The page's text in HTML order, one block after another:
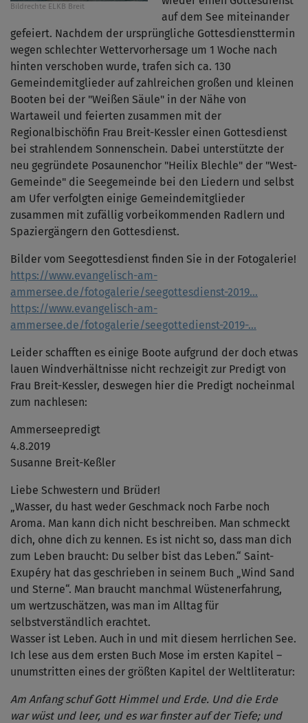
Bildrechte ELKB Breit
auf dem See miteinander
gefeiert. Nachdem der ursprüngliche Gottesdiensttermin
wegen schlechter Wettervorhersage um 1 Woche nach
hinten verschoben wurde, trafen sich ca. 130
Gemeindemitglieder auf zahlreichen großen und kleinen
Booten bei der "Weißen Säule" in der Nähe von
Wartaweil und feierten zusammen mit der
Regionalbischöfin Frau Breit-Kessler einen Gottesdienst
bei strahlendem Sonnenschein. Dabei unterstützte der
neu gegründete Posaunenchor "Heilix Blechle" der "West-
Gemeinde" die Seegemeinde bei den Liedern und selbst
am Ufer verfolgten einige Gemeindemitglieder
zusammen mit zufällig vorbeikommenden Radlern und
Spaziergängern den Gottesdienst.
Bilder vom Seegottesdienst finden Sie in der Fotogalerie!
https://www.evangelisch-am-
ammersee.de/fotogalerie/seegottesdienst-2019…
https://www.evangelisch-am-
ammersee.de/fotogalerie/seegottedienst-2019-…
Leider schafften es einige Boote aufgrund der doch etwas
lauen Windverhältnisse nicht rechzeigit zur Predigt von
Frau Breit-Kessler, deswegen hier die Predigt nocheinmal
zum nachlesen:
Ammerseepredigt
4.8.2019
Susanne Breit-Keßler
Liebe Schwestern und Brüder!
„Wasser, du hast weder Geschmack noch Farbe noch
Aroma. Man kann dich nicht beschreiben. Man schmeckt
dich, ohne dich zu kennen. Es ist nicht so, dass man dich
zum Leben braucht: Du selber bist das Leben.“ Saint-
Exupéry hat das geschrieben in seinem Buch „Wind Sand
und Sterne“. Man braucht manchmal Wüstenerfahrung,
um wertzuschätzen, was man im Alltag für
selbstverständlich erachtet.
Wasser ist Leben. Auch in und mit diesem herrlichen See.
Ich lese aus dem ersten Buch Mose im ersten Kapitel –
unumstritten eines der größten Kapitel der Weltliteratur:
Am Anfang schuf Gott Himmel und Erde. Und die Erde
war wüst und leer, und es war finster auf der Tiefe; und